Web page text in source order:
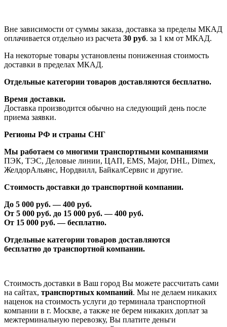
Вне зависимости от суммы заказа, доставка за пределы МКАД
оплачивается отдельно из расчета 30 руб. за 1 км от МКАД.
На некоторые товары установлены пониженная стоимость
доставки в пределах МКАД.
Отдельные категории товаров доставляются бесплатно.
Время доставки.
Доставка производится обычно на следующий день после
приема заявки.
Регионы РФ и страны СНГ
Мы работаем со многими транспортными компаниями
ПЭК, ТЭС, Деловые линии, ЦАП, EMS, Major, DHL, Dimex,
ЖелдорАльянс, Нордвилл, БайкалСервис и другие.
Стоимость доставки до транспортной компании.
До 5 000 руб. —400 руб.
От 5 000 руб. до 15 000 руб. —400 руб.
От 15 000 руб. — бесплатно.
Отдельные категории товаров доставляются
бесплатно до транспортной компании.
Стоимость доставки в Ваш город Вы можете рассчитать сами
на сайтах, транспортных компаний. Мы не делаем никаких
наценок на стоимость услуги до терминала транспортной
компании в г. Москве, а также не берем никаких доплат за
межтерминальную перевозку, Вы платите деньги